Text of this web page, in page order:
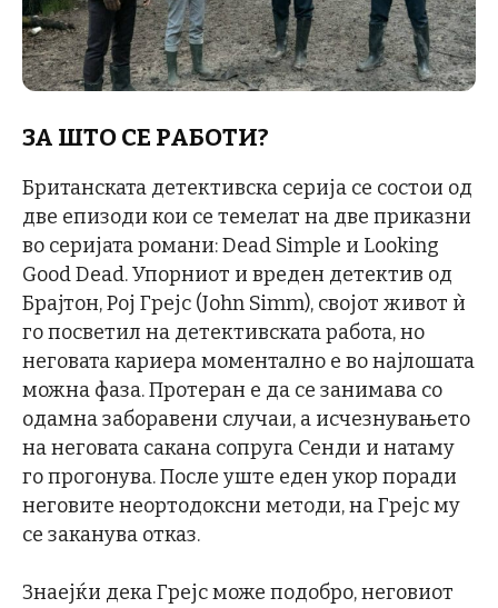
ЗА ШТО СЕ РАБОТИ?
Британската детективска серија се состои од
две епизоди кои се темелат на две приказни
во серијата романи: Dead Simple и Looking
Good Dead. Упорниот и вреден детектив од
Брајтон, Рој Грејс (John Simm), својот живот ѝ
го посветил на детективската работа, но
неговата кариера моментално е во најлошата
можна фаза. Протеран е да се занимава со
одамна заборавени случаи, а исчезнувањето
на неговата сакана сопруга Сенди и натаму
го прогонува. После уште еден укор поради
неговите неортодоксни методи, на Грејс му
се заканува отказ.
Знаејќи дека Грејс може подобро, неговиот